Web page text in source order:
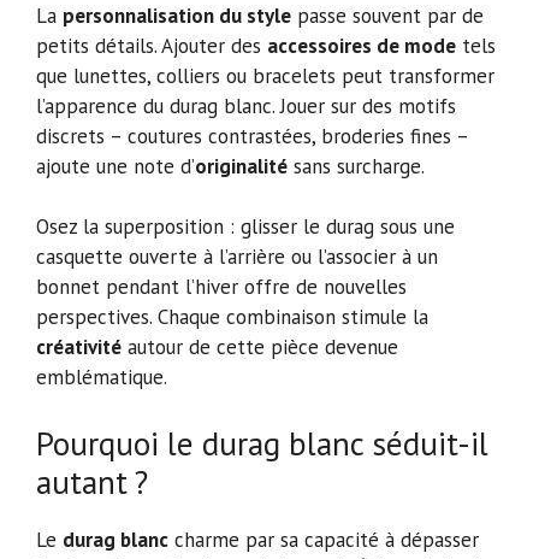
La personnalisation du style passe souvent par de
petits détails. Ajouter des accessoires de mode tels
que lunettes, colliers ou bracelets peut transformer
l’apparence du durag blanc. Jouer sur des motifs
discrets – coutures contrastées, broderies fines –
ajoute une note d’originalité sans surcharge.
Osez la superposition : glisser le durag sous une
casquette ouverte à l’arrière ou l’associer à un
bonnet pendant l’hiver offre de nouvelles
perspectives. Chaque combinaison stimule la
créativité autour de cette pièce devenue
emblématique.
Pourquoi le durag blanc séduit-il
autant ?
Le durag blanc charme par sa capacité à dépasser